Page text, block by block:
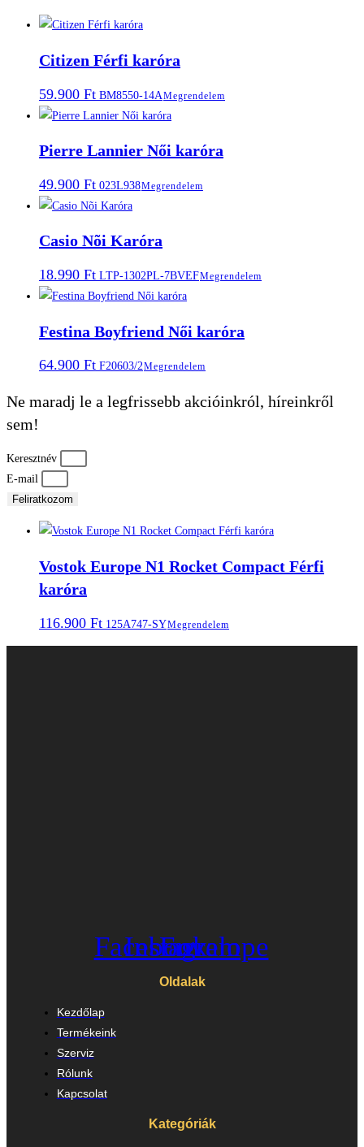
Citizen Férfi karóra
59.900 Ft BM8550-14AMegrendelem
Pierre Lannier Női karóra
49.900 Ft 023L938Megrendelem
Casio Nõi Karóra
18.990 Ft LTP-1302PL-7BVEFMegrendelem
Festina Boyfriend Női karóra
64.900 Ft F20603/2Megrendelem
Ne maradj le a legfrissebb akcióinkról, híreinkről
sem!
Keresztnév
E-mail
Feliratkozom
Vostok Europe N1 Rocket Compact Férfi
karóra
116.900 Ft 125A747-SYMegrendelem
Facebook
Instagram
Envelope
Oldalak
Kezdőlap
Termékeink
Szerviz
Rólunk
Kapcsolat
Kategóriák